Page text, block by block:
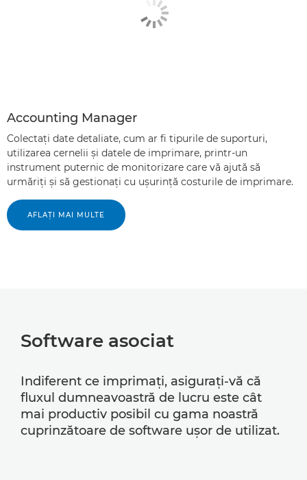
Accounting Manager
Colectaţi date detaliate, cum ar fi tipurile de suporturi,
utilizarea cernelii şi datele de imprimare, printr-un
instrument puternic de monitorizare care vă ajută să
urmăriţi şi să gestionaţi cu uşurinţă costurile de imprimare.
AFLAŢI MAI MULTE
Software asociat
Indiferent ce imprimaţi, asiguraţi-vă că
fluxul dumneavoastră de lucru este cât
mai productiv posibil cu gama noastră
cuprinzătoare de software uşor de utilizat.